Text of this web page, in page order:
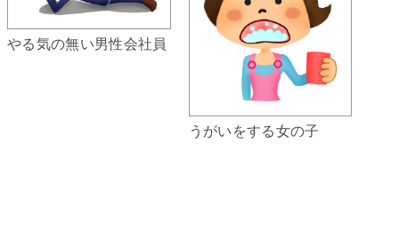
やる気の無い男性会社員
うがいをする女の子